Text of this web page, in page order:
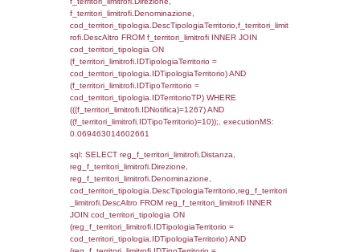
0.019617080688477
sql: SELECT f_territori_limitrofi.Distanza,
f_territori_limitrofi.Direzione,
f_territori_limitrofi.Denominazione,
rofi.DescAltro FROM f_territori_limitrofi
cod_territori_tipologia ON
(f_territori_limitrofi.IDTipologiaTerritorio =
cod_territori_tipologia.IDTipologiaTerritorio)
(f_territori_limitrofi.IDTipoTerritorio =
cod_territori_tipologia.IDTerritorioTP)
(((f_territori_limitrofi.IDNotifica)=1267) AND
((f_territori_limitrofi.IDTipoTerritorio)=4)),